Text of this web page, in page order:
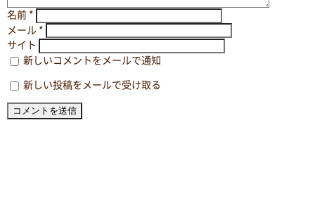
名前 *
メール *
サイト
新しいコメントをメールで通知
新しい投稿をメールで受け取る